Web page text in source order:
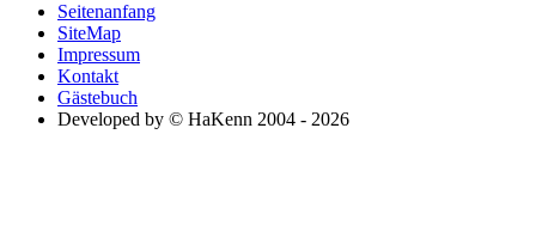
Seitenanfang
SiteMap
Impressum
Kontakt
Gästebuch
Developed by © HaKenn 2004 - 2026